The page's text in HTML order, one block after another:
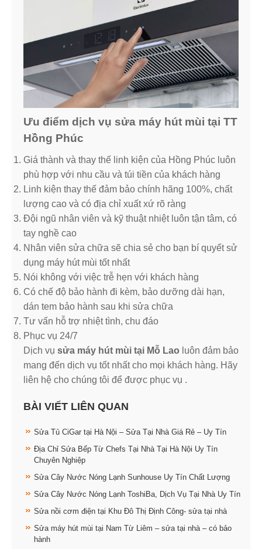
Ưu điểm dịch vụ sửa máy hút mùi tại TT
Hồng Phúc
Giá thành và thay thế linh kiện của Hồng Phúc luôn
phù hợp với nhu cầu và túi tiền của khách hàng
Linh kiện thay thế đảm bảo chính hãng 100%, chất
lượng cao và có địa chỉ xuất xứ rõ ràng
Đội ngũ nhân viên và kỹ thuật nhiệt luôn tận tâm, có
tay nghề cao
Nhân viên sửa chữa sẽ chia sẻ cho bạn bí quyết sử
dụng máy hút mùi tốt nhất
Nói không với việc trễ hẹn với khách hàng
Có chế độ bảo hành đi kèm, bảo dưỡng dài hạn,
dán tem bảo hành sau khi sửa chữa
Tư vấn hỗ trợ nhiệt tình, chu đáo
Phục vụ 24/7
Dịch vụ sửa máy hút mùi tại Mỗ Lao luôn đảm bảo
mang đến dịch vụ tốt nhất cho mọi khách hàng. Hãy
liên hệ cho chúng tôi để được phục vụ .
BÀI VIẾT LIÊN QUAN
Sửa Tủ CiGar tại Hà Nội – Sửa Tại Nhà Giá Rẻ – Uy Tín
Địa Chỉ Sửa Bếp Từ Chefs Tại Nhà Tại Hà Nội Uy Tín
Chuyên Nghiệp
Sửa Cây Nước Nóng Lạnh Sunhouse Uy Tín Chất Lượng
Sửa Cây Nước Nóng Lạnh ToshiBa, Dịch Vụ Tại Nhà Uy Tín
Sửa nồi cơm điện tại Khu Đô Thị Định Công- sửa tại nhà
Sửa máy hút mùi tại Nam Từ Liêm – sửa tại nhà – có bảo
hành